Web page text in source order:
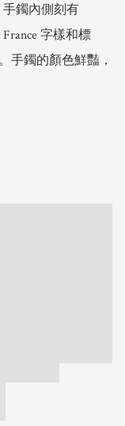
手鐲內側刻有
字樣和標
手鐲的顏色鮮豔，